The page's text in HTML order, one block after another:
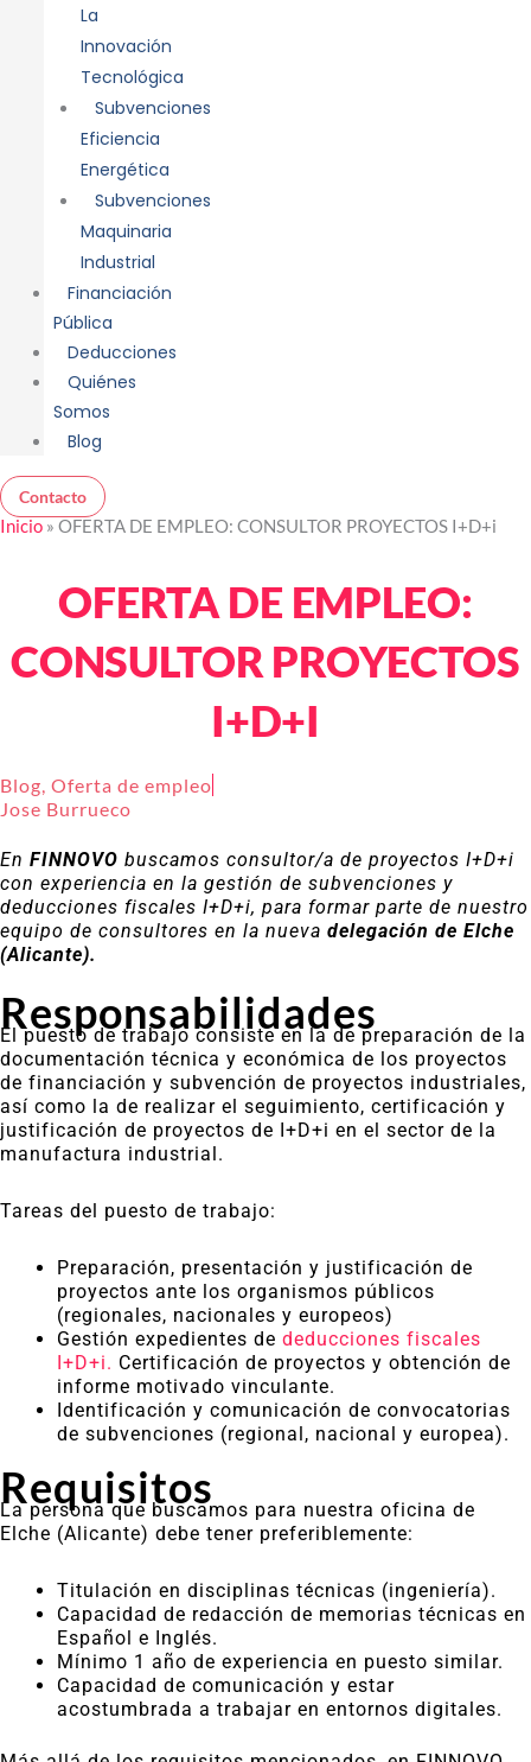
La
Innovación
Tecnológica
Subvenciones
Eficiencia
Energética
Subvenciones
Maquinaria
Industrial
Financiación
Pública
Deducciones
Quiénes
Somos
Blog
Contacto
Inicio » OFERTA DE EMPLEO: CONSULTOR PROYECTOS I+D+i
OFERTA DE EMPLEO:
CONSULTOR PROYECTOS
I+D+I
Blog, Oferta de empleo
Jose Burrueco
En FINNOVO buscamos consultor/a de proyectos I+D+i
con experiencia en la gestión de subvenciones y
deducciones fiscales I+D+i, para formar parte de nuestro
equipo de consultores en la nueva delegación de Elche
(Alicante).
Responsabilidades
El puesto de trabajo consiste en la de preparación de la
documentación técnica y económica de los proyectos
de financiación y subvención de proyectos industriales,
así como la de realizar el seguimiento, certificación y
justificación de proyectos de I+D+i en el sector de la
manufactura industrial.
Tareas del puesto de trabajo:
Preparación, presentación y justificación de
proyectos ante los organismos públicos
(regionales, nacionales y europeos)
Gestión expedientes de deducciones fiscales
I+D+i. Certificación de proyectos y obtención de
informe motivado vinculante.
Identificación y comunicación de convocatorias
de subvenciones (regional, nacional y europea).
Requisitos
La persona que buscamos para nuestra oficina de
Elche (Alicante) debe tener preferiblemente:
Titulación en disciplinas técnicas (ingeniería).
Capacidad de redacción de memorias técnicas en
Español e Inglés.
Mínimo 1 año de experiencia en puesto similar.
Capacidad de comunicación y estar
acostumbrada a trabajar en entornos digitales.